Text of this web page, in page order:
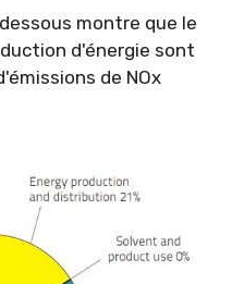
montre que le
d'énergie sont
de NOx